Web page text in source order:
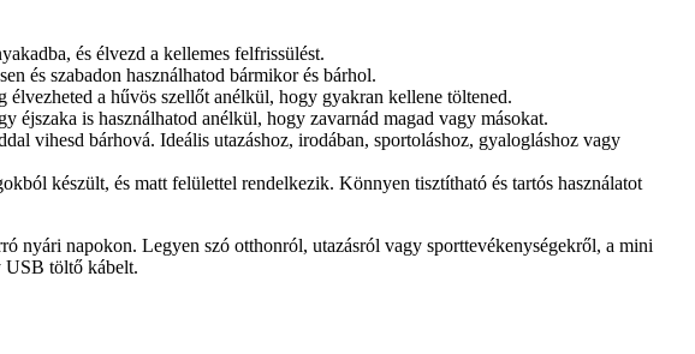
és élvezd a kellemes felfrissülést.
és szabadon használhatod bármikor és bárhol.
a hűvös szellőt anélkül, hogy gyakran kellene töltened.
is használhatod anélkül, hogy zavarnád magad vagy másokat.
vihesd bárhová. Ideális utazáshoz, irodában, sportoláshoz, gyalogláshoz vagy
készült, és matt felülettel rendelkezik. Könnyen tisztítható és tartós használatot
nyári napokon. Legyen szó otthonról, utazásról vagy sporttevékenységekről, a mini
USB töltő kábelt.